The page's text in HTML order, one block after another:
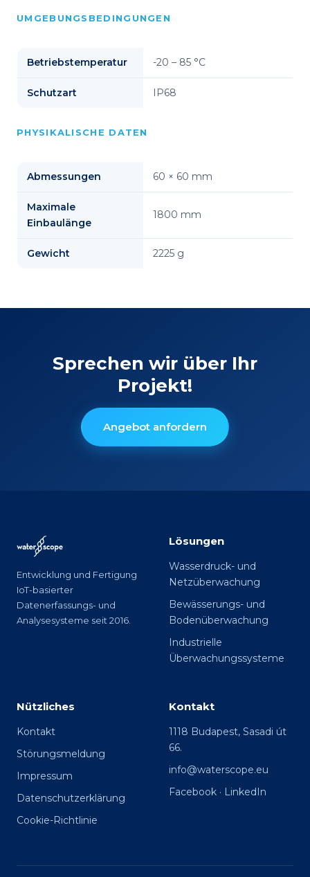
UMGEBUNGSBEDINGUNGEN
Betriebstemperatur -20 – 85 °C
Schutzart IP68
PHYSIKALISCHE DATEN
Abmessungen 60 × 60 mm
Maximale
Einbaulänge
1800 mm
Gewicht 2225 g
Sprechen wir über Ihr
Projekt!
Angebot anfordern
Entwicklung und Fertigung
IoT-basierter
Datenerfassungs- und
Analysesysteme seit 2016.
Lösungen
Wasserdruck- und
Netzüberwachung
Bewässerungs- und
Bodenüberwachung
Industrielle
Überwachungssysteme
Nützliches
Kontakt
Störungsmeldung
Impressum
Datenschutzerklärung
Cookie-Richtlinie
Kontakt
1118 Budapest, Sasadi út
66.
info@waterscope.eu
Facebook · LinkedIn